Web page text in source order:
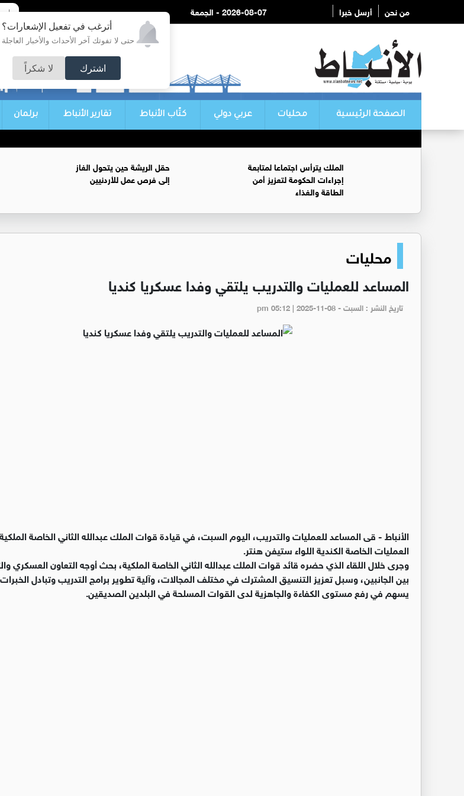
أترغب في تفعيل الإشعارات؟
حتى لا تفوتك آخر الأحداث والأخبار العاجلة
اشترك لا شكراً
من نحن أرسل خبرا 2026-08-07 - الجمعة
الصفحة الرئيسية محليات عربي دولي كتّاب الأنباط تقارير الأنباط برلمان
الملك يترأس اجتماعا لمتابعة
إجراءات الحكومة لتعزيز أمن
الطاقة والغذاء
حقل الريشة حين يتحول الغاز
إلى فرص عمل للأردنيين
محليات
المساعد للعمليات والتدريب يلتقي وفدا عسكريا كنديا
تاريخ النشر : السبت - pm 05:12 | 2025-11-08
الأنباط -قى المساعد للعمليات والتدريب، اليوم السبت، في قيادة قوات الملك عبدالله الثاني الخاصة
العمليات الخاصة الكندية اللواء ستيفن هنتر.
وجرى خلال اللقاء الذي حضره قائد قوات الملك عبدالله الثاني الخاصة الملكية، بحث أوجه التعاون العسكري
بين الجانبين، وسبل تعزيز التنسيق المشترك في مختلف المجالات، وآلية تطوير برامج التدريب وتبادل
يسهم في رفع مستوى الكفاءة والجاهزية لدى القوات المسلحة في البلدين الصديقين.